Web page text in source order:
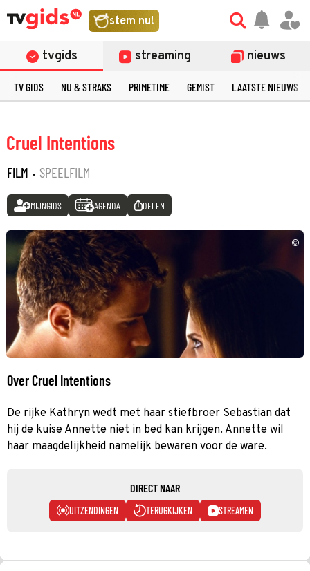
stem nu!
tvgids streaming nieuws
TV GIDS NU & STRAKS PRIMETIME GEMIST LAATSTE NIEUWS
Cruel Intentions
FILM · SPEELFILM
MIJNGIDS AGENDA DELEN
©
Over Cruel Intentions
De rijke Kathryn wedt met haar stiefbroer Sebastian dat
hij de kuise Annette niet in bed kan krijgen. Annette wil
haar maagdelijkheid namelijk bewaren voor de ware.
DIRECT NAAR
UITZENDINGEN TERUGKIJKEN STREAMEN